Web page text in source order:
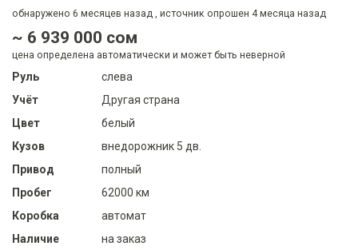
обнаружено 6 месяцев назад , источник опрошен 4 месяца назад
~ 6 939 000 сом
цена определена автоматически и может быть неверной
Руль
слева
Учёт
Другая страна
Цвет
белый
Кузов
внедорожник 5 дв.
Привод
полный
Пробег
62000 км
Коробка
автомат
Наличие
на заказ